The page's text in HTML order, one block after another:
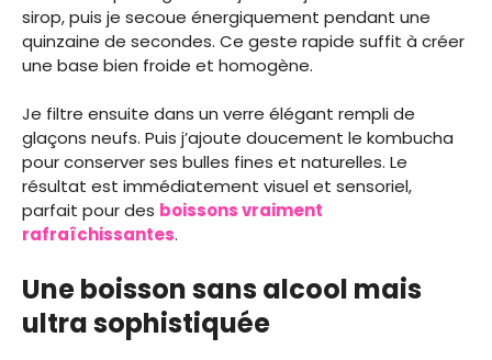
sirop, puis je secoue énergiquement pendant une
quinzaine de secondes. Ce geste rapide suffit à créer
une base bien froide et homogène.
Je filtre ensuite dans un verre élégant rempli de
glaçons neufs. Puis j’ajoute doucement le kombucha
pour conserver ses bulles fines et naturelles. Le
résultat est immédiatement visuel et sensoriel,
parfait pour des boissons vraiment
rafraîchissantes.
Une boisson sans alcool mais
ultra sophistiquée